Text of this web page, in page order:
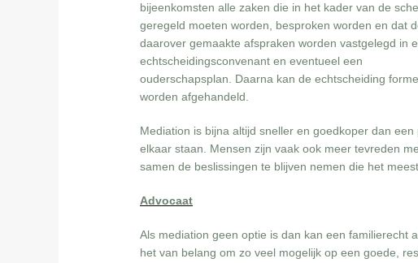
bijeenkomsten alle zaken die in het kader van de
geregeld moeten worden, besproken worden en dat
daarover gemaakte afspraken worden vastgelegd in
echtscheidingsconvenant en eventueel een
ouderschapsplan. Daarna kan de echtscheiding
worden afgehandeld.
Mediation is bijna altijd sneller en goedkoper dan
elkaar staan. Mensen zijn vaak ook meer tevreden
samen de beslissingen te blijven nemen die het
Advocaat
Als mediation geen optie is dan kan een familierecht
het van belang om zo veel mogelijk op een goede,